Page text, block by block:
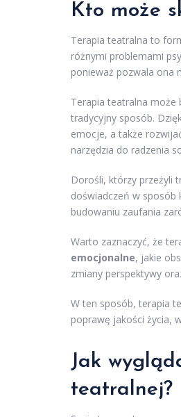
Kto może
Terapia teatralna to
różnymi problemami
ponieważ pozwala ona
Terapia teatralna może
tradycyjny sposób.
emocje, a także
narzędzia do radzenia
Dorośli, którzy przeżyli
doświadczeń w sposób
budowaniu zaufania
Warto zaznaczyć, że
emocjonalne, jakie
zmiany perspektywy
W ten sposób, terapia
poprawę jakości życia,
Jak
teatralnej?